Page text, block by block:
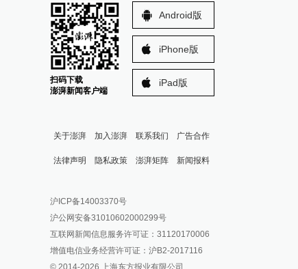
扫码下载
澎湃新闻客户端
Android版
iPhone版
iPad版
关于澎湃 加入澎湃 联系我们 广告合作
法律声明 隐私政策 澎湃矩阵
澎湃新闻公众号
澎湃新闻抖音号
派生万物开放平台
新闻报料
报料邮箱: news@thepaper.cn
沪ICP备14003370号
沪公网安备31010602000299号
互联网新闻信息服务许可证：31120170006
增值电信业务经营许可证：沪B2-2017116
© 2014-2026 上海东方报业有限公司